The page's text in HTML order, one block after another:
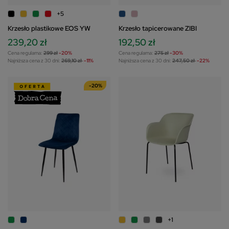
+5
Krzesło plastikowe EOS YW
239,20 zł
Cena regularna: 299 zł-20%
Najniższa cena z 30 dni: 269,10 zł-11%
Krzesło tapicerowane ZIBI
192,50 zł
Cena regularna: 275 zł-30%
Najniższa cena z 30 dni: 247,50 zł-22%
-20%
+1